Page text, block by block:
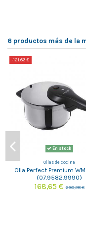
6 productos más de la
-121,63 €
En stock
Ollas de cocina
Olla Perfect Premium
(07.9582.9990)
168,65 €290,28 €